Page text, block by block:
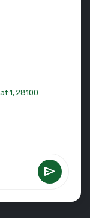
28100